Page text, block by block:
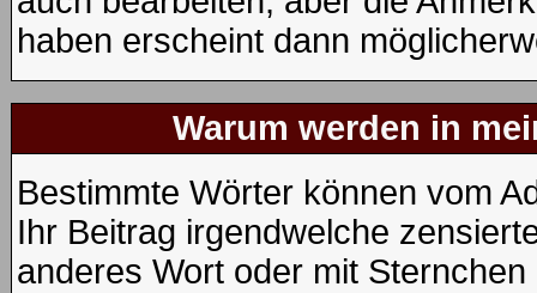
haben erscheint dann
Warum werden in
Bestimmte Wörter können vom
Ihr Beitrag irgendwelche
anderes Wort oder mit